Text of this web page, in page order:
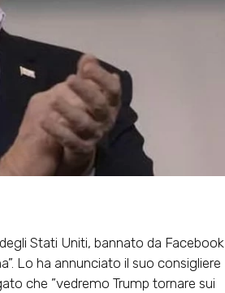
Stati Uniti, bannato da Facebook
Lo ha annunciato il suo consigliere
che ”vedremo Trump tornare sui